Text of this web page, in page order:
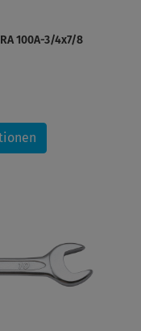
100A-3/4x7/8